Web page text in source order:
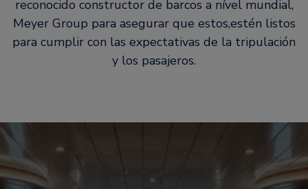
reconocido constructor de barcos a nível mundial,
Meyer Group para asegurar que estos,estén listos
para cumplir con las expectativas de la tripulación
y los pasajeros.